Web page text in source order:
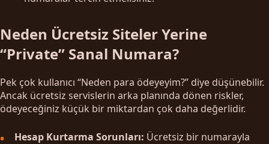
Neden Ücretsiz Siteler Yerine
“Private” Sanal Numara?
Pek çok kullanıcı “Neden para ödeyeyim?” diye düşünebilir.
Ancak ücretsiz servislerin arka planında dönen riskler,
ödeyeceğiniz küçük bir miktardan çok daha değerlidir.
Hesap Kurtarma Sorunları: Ücretsiz bir numarayla